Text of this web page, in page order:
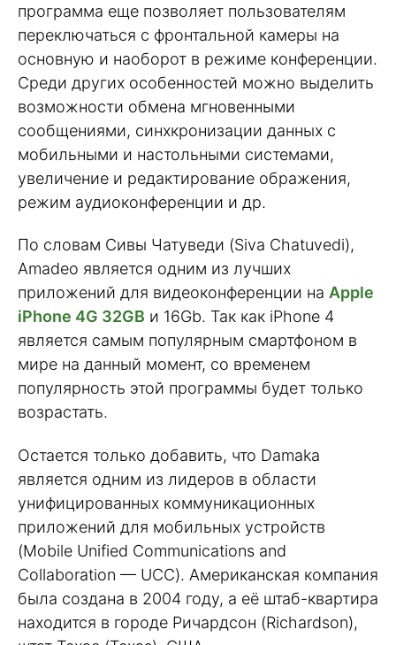
программа еще позволяет пользователям
переключаться с фронтальной камеры на
основную и наоборот в режиме конференции.
Среди других особенностей можно выделить
возможности обмена мгновенными
сообщениями, синхкронизации данных с
мобильными и настольными системами,
увеличение и редактирование ображения,
режим аудиоконференции и др.
По словам Сивы Чатуведи (Siva Chatuvedi),
Amadeo является одним из лучших
приложений для видеоконференции на Apple
iPhone 4G 32GB и 16Gb. Так как iPhone 4
является самым популярным смартфоном в
мире на данный момент, со временем
популярность этой программы будет только
возрастать.
Остается только добавить, что Damaka
является одним из лидеров в области
унифицированных коммуникационных
приложений для мобильных устройств
(Mobile Unified Communications and
Collaboration — UCC). Американская компания
была создана в 2004 году, а её штаб-квартира
находится в городе Ричардсон (Richardson),